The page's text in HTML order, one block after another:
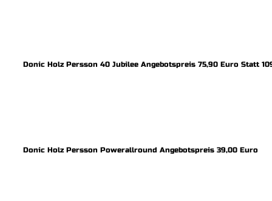
Donic Holz Persson 40 Jubilee Angebotspreis 75,90 Euro Statt
Donic Holz Persson Powerallround Angebotspreis 39,00 Euro